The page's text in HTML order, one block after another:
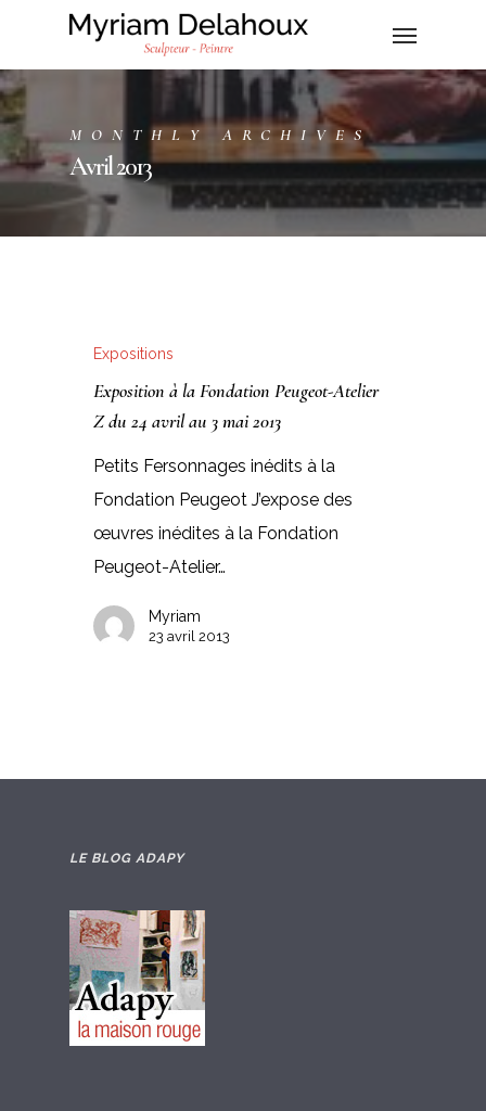
MONTHLY ARCHIVES
Avril 2013
Expositions
Exposition à la Fondation Peugeot-Atelier
Z du 24 avril au 3 mai 2013
Petits Fersonnages inédits à la
Fondation Peugeot J’expose des
œuvres inédites à la Fondation
Peugeot-Atelier…
Myriam
23 avril 2013
LE BLOG ADAPY